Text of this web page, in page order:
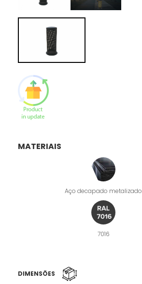
MATERIAIS
Aço decapado metalizado
7016
DIMENSÕES